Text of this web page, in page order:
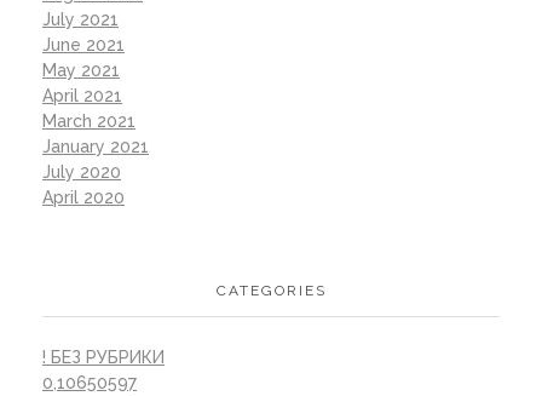
July 2021
June 2021
May 2021
April 2021
March 2021
January 2021
July 2020
April 2020
CATEGORIES
! БЕЗ РУБРИКИ
0,10650597